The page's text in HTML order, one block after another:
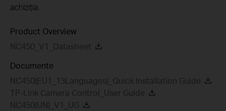
achiziția.
Product Overview
NC450_V1_Datasheet
Documente
NC450(EU1_13Languages)_Quick Installation Guide
TP-Link Camera Control_User Guide
NC450(UN)_V1_UG